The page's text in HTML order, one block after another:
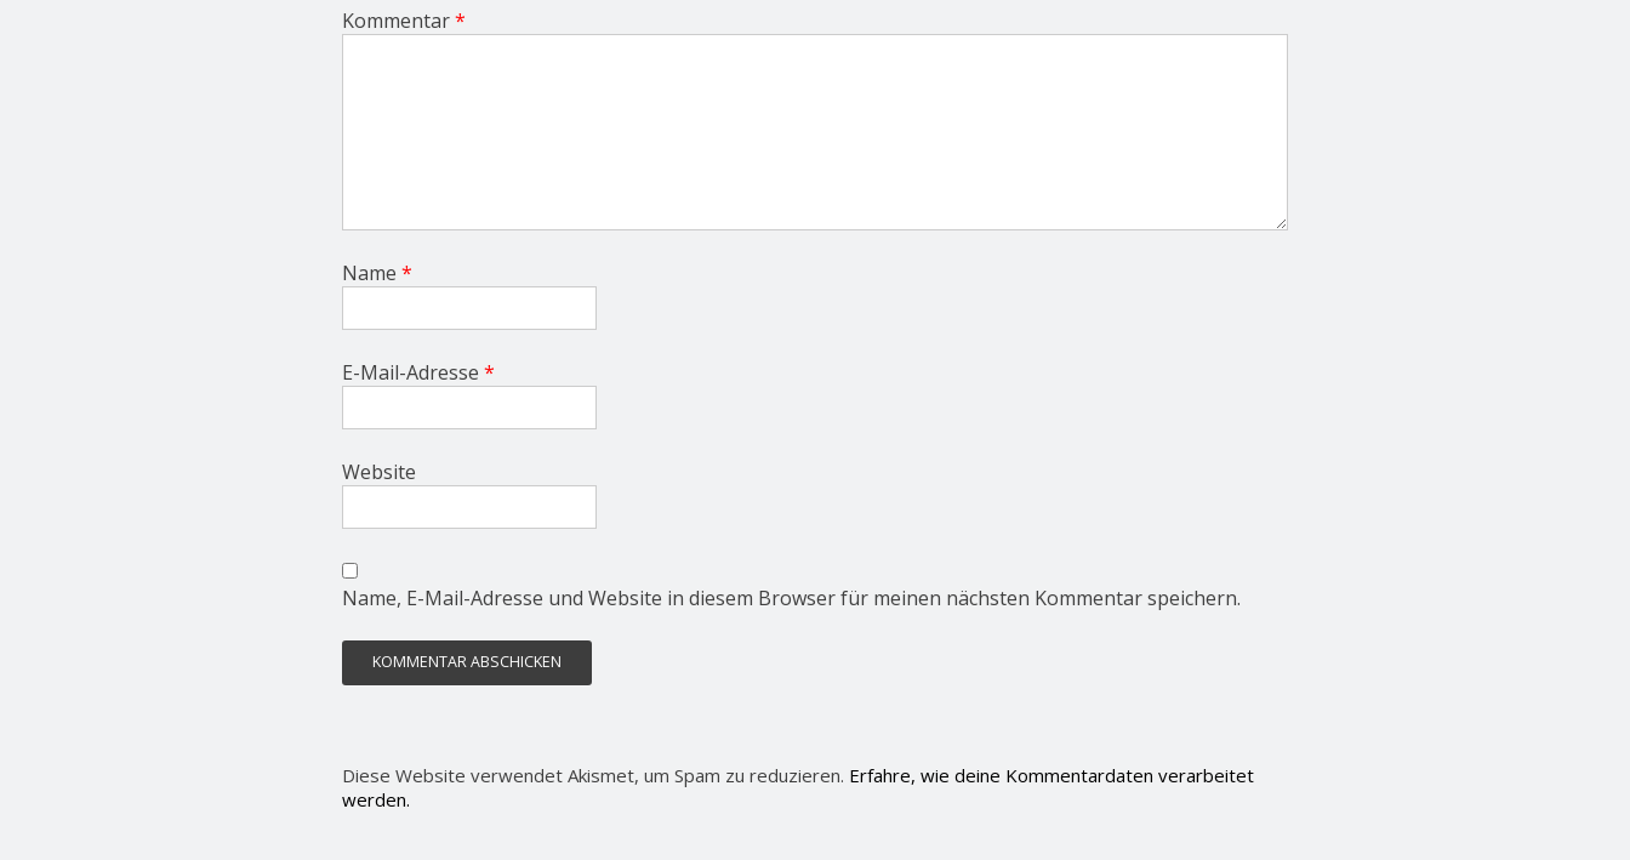
n
Kommentar*
Name *
E-Mail-Adresse *
Website
Name, E-Mail-Adresse und Website in diesem Browser für meinen nächsten Kommentar speichern.
Diese Website verwendet Akismet, um Spam zu reduzieren. Erfahre, wie deine Kommentardaten verarbeitet
werden.